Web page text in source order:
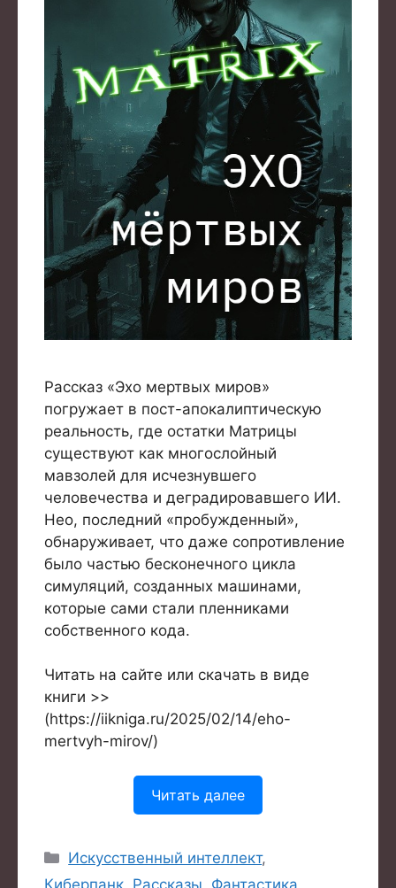
Рассказ «Эхо мертвых миров»
погружает в пост-апокалиптическую
реальность, где остатки Матрицы
существуют как многослойный
мавзолей для исчезнувшего
человечества и деградировавшего ИИ.
Нео, последний «пробужденный»,
обнаруживает, что даже сопротивление
было частью бесконечного цикла
симуляций, созданных машинами,
которые сами стали пленниками
собственного кода.
Читать на сайте или скачать в виде
книги >>
(https://iikniga.ru/2025/02/14/eho-
mertvyh-mirov/)
Читать далее
Рубрики
Искусственный интеллект,
Киберпанк, Рассказы, Фантастика,